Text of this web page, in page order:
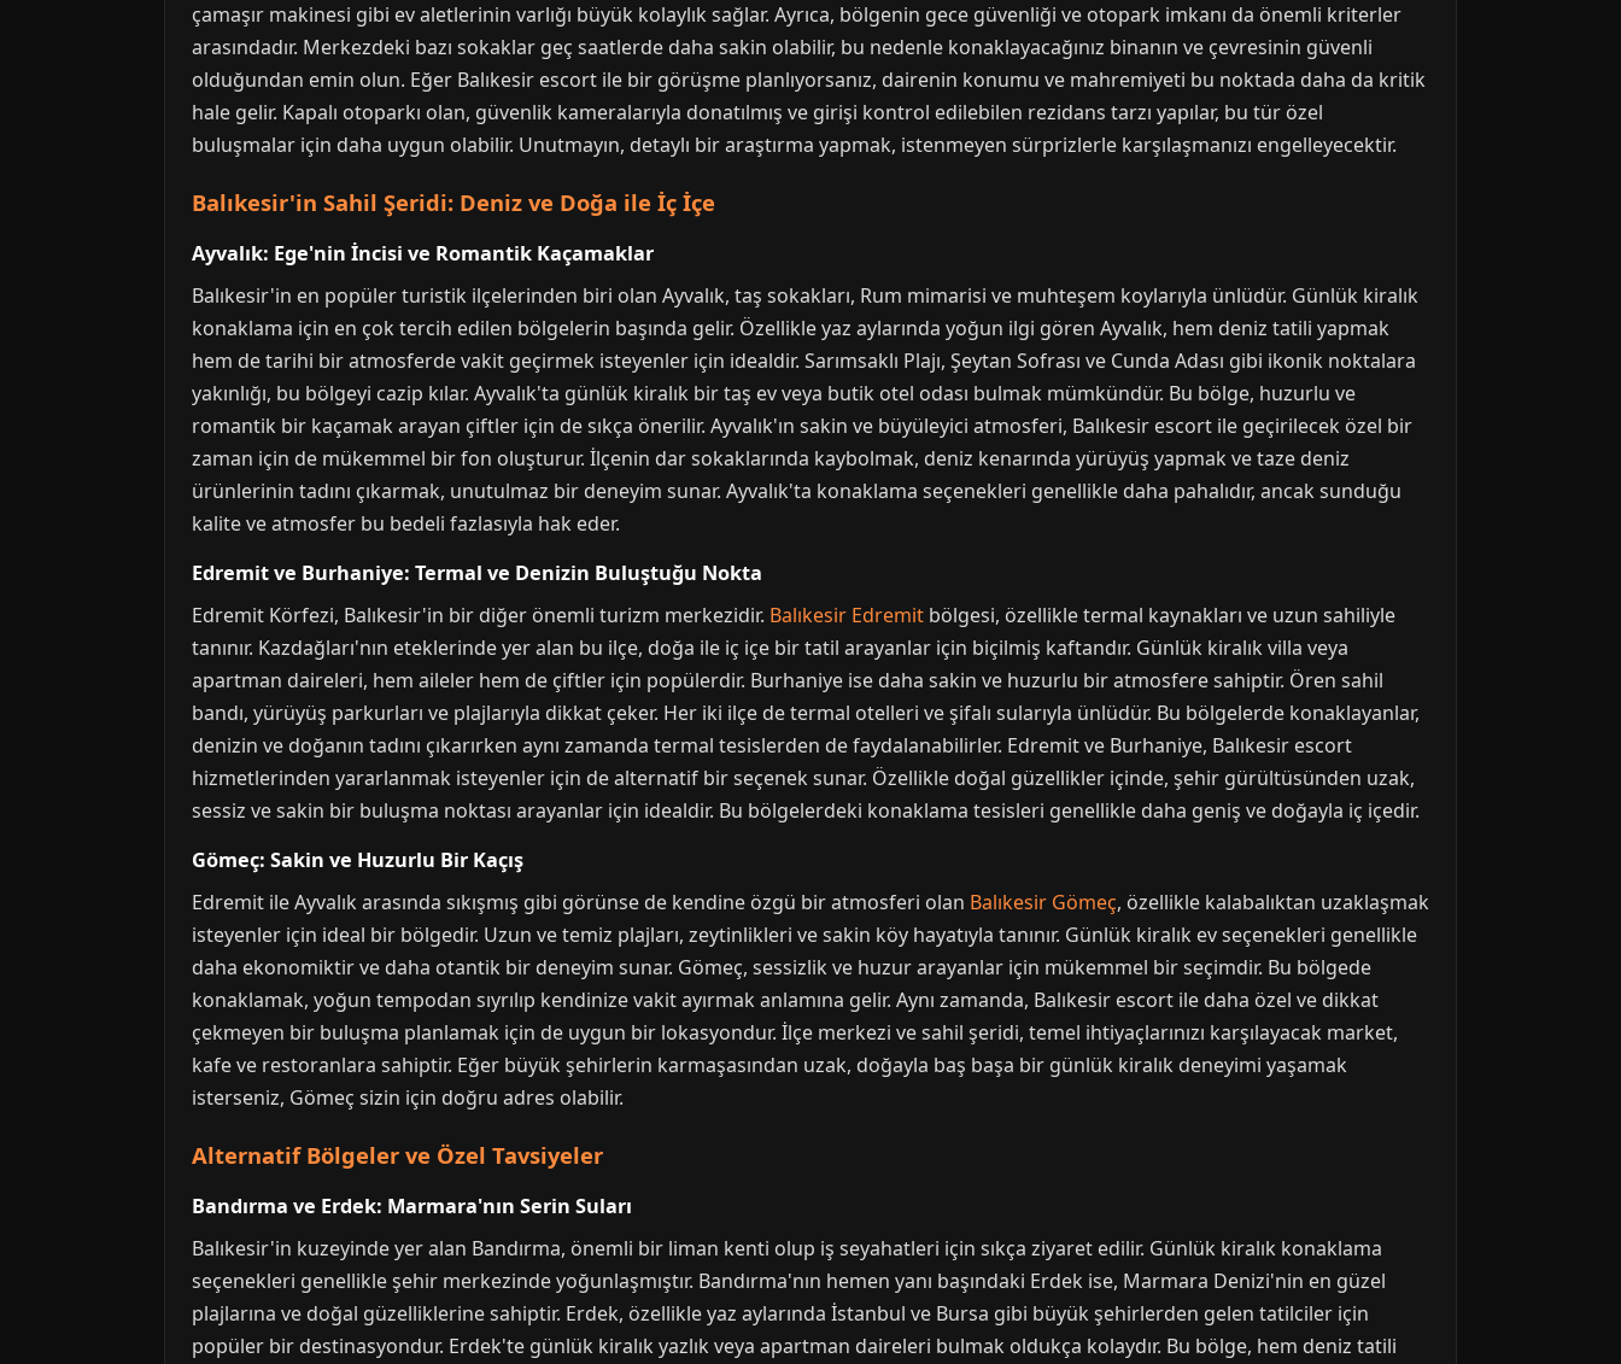
çamaşır makinesi gibi ev aletlerinin varlığı büyük kolaylık sağlar. Ayrıca, bölgenin gece güvenliği ve otopark imkanı da önemli kriterler
arasındadır. Merkezdeki bazı sokaklar geç saatlerde daha sakin olabilir, bu nedenle konaklayacağınız binanın ve çevresinin güvenli
olduğundan emin olun. Eğer Balıkesir escort ile bir görüşme planlıyorsanız, dairenin konumu ve mahremiyeti bu noktada daha da kritik
hale gelir. Kapalı otoparkı olan, güvenlik kameralarıyla donatılmış ve girişi kontrol edilebilen rezidans tarzı yapılar, bu tür özel
buluşmalar için daha uygun olabilir. Unutmayın, detaylı bir araştırma yapmak, istenmeyen sürprizlerle karşılaşmanızı engelleyecektir.
Balıkesir'in Sahil Şeridi: Deniz ve Doğa ile İç İçe
Ayvalık: Ege'nin İncisi ve Romantik Kaçamaklar
Balıkesir'in en popüler turistik ilçelerinden biri olan Ayvalık, taş sokakları, Rum mimarisi ve muhteşem koylarıyla ünlüdür. Günlük kiralık
konaklama için en çok tercih edilen bölgelerin başında gelir. Özellikle yaz aylarında yoğun ilgi gören Ayvalık, hem deniz tatili yapmak
hem de tarihi bir atmosferde vakit geçirmek isteyenler için idealdir. Sarımsaklı Plajı, Şeytan Sofrası ve Cunda Adası gibi ikonik noktalara
yakınlığı, bu bölgeyi cazip kılar. Ayvalık'ta günlük kiralık bir taş ev veya butik otel odası bulmak mümkündür. Bu bölge, huzurlu ve
romantik bir kaçamak arayan çiftler için de sıkça önerilir. Ayvalık'ın sakin ve büyüleyici atmosferi, Balıkesir escort ile geçirilecek özel bir
zaman için de mükemmel bir fon oluşturur. İlçenin dar sokaklarında kaybolmak, deniz kenarında yürüyüş yapmak ve taze deniz
ürünlerinin tadını çıkarmak, unutulmaz bir deneyim sunar. Ayvalık'ta konaklama seçenekleri genellikle daha pahalıdır, ancak sunduğu
kalite ve atmosfer bu bedeli fazlasıyla hak eder.
Edremit ve Burhaniye: Termal ve Denizin Buluştuğu Nokta
Edremit Körfezi, Balıkesir'in bir diğer önemli turizm merkezidir. Balıkesir Edremit bölgesi, özellikle termal kaynakları ve uzun sahiliyle
tanınır. Kazdağları'nın eteklerinde yer alan bu ilçe, doğa ile iç içe bir tatil arayanlar için biçilmiş kaftandır. Günlük kiralık villa veya
apartman daireleri, hem aileler hem de çiftler için popülerdir. Burhaniye ise daha sakin ve huzurlu bir atmosfere sahiptir. Ören sahil
bandı, yürüyüş parkurları ve plajlarıyla dikkat çeker. Her iki ilçe de termal otelleri ve şifalı sularıyla ünlüdür. Bu bölgelerde konaklayanlar,
denizin ve doğanın tadını çıkarırken aynı zamanda termal tesislerden de faydalanabilirler. Edremit ve Burhaniye, Balıkesir escort
hizmetlerinden yararlanmak isteyenler için de alternatif bir seçenek sunar. Özellikle doğal güzellikler içinde, şehir gürültüsünden uzak,
sessiz ve sakin bir buluşma noktası arayanlar için idealdir. Bu bölgelerdeki konaklama tesisleri genellikle daha geniş ve doğayla iç içedir.
Gömeç: Sakin ve Huzurlu Bir Kaçış
Edremit ile Ayvalık arasında sıkışmış gibi görünse de kendine özgü bir atmosferi olan Balıkesir Gömeç, özellikle kalabalıktan uzaklaşmak
isteyenler için ideal bir bölgedir. Uzun ve temiz plajları, zeytinlikleri ve sakin köy hayatıyla tanınır. Günlük kiralık ev seçenekleri genellikle
daha ekonomiktir ve daha otantik bir deneyim sunar. Gömeç, sessizlik ve huzur arayanlar için mükemmel bir seçimdir. Bu bölgede
konaklamak, yoğun tempodan sıyrılıp kendinize vakit ayırmak anlamına gelir. Aynı zamanda, Balıkesir escort ile daha özel ve dikkat
çekmeyen bir buluşma planlamak için de uygun bir lokasyondur. İlçe merkezi ve sahil şeridi, temel ihtiyaçlarınızı karşılayacak market,
kafe ve restoranlara sahiptir. Eğer büyük şehirlerin karmaşasından uzak, doğayla baş başa bir günlük kiralık deneyimi yaşamak
isterseniz, Gömeç sizin için doğru adres olabilir.
Alternatif Bölgeler ve Özel Tavsiyeler
Bandırma ve Erdek: Marmara'nın Serin Suları
Balıkesir'in kuzeyinde yer alan Bandırma, önemli bir liman kenti olup iş seyahatleri için sıkça ziyaret edilir. Günlük kiralık konaklama
seçenekleri genellikle şehir merkezinde yoğunlaşmıştır. Bandırma'nın hemen yanı başındaki Erdek ise, Marmara Denizi'nin en güzel
plajlarına ve doğal güzelliklerine sahiptir. Erdek, özellikle yaz aylarında İstanbul ve Bursa gibi büyük şehirlerden gelen tatilciler için
popüler bir destinasyondur. Erdek'te günlük kiralık yazlık veya apartman daireleri bulmak oldukça kolaydır. Bu bölge, hem deniz tatili